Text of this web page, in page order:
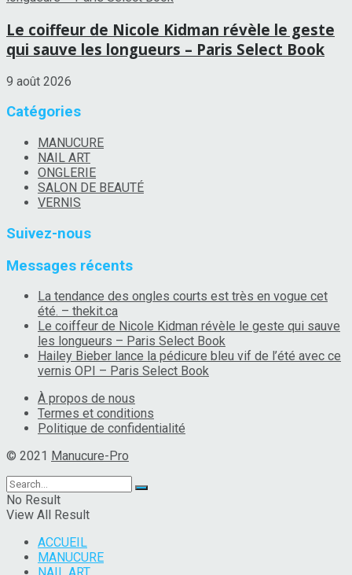
Le coiffeur de Nicole Kidman révèle le geste
qui sauve les longueurs – Paris Select Book
9 août 2026
Catégories
MANUCURE
NAIL ART
ONGLERIE
SALON DE BEAUTÉ
VERNIS
Suivez-nous
Messages récents
La tendance des ongles courts est très en vogue cet
été. – thekit.ca
Le coiffeur de Nicole Kidman révèle le geste qui sauve
les longueurs – Paris Select Book
Hailey Bieber lance la pédicure bleu vif de l’été avec ce
vernis OPI – Paris Select Book
À propos de nous
Termes et conditions
Politique de confidentialité
© 2021 Manucure-Pro
No Result
View All Result
ACCUEIL
MANUCURE